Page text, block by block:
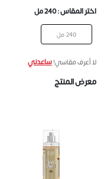
اختر المقاس :240 مل
240 مل
لا أعرف مقاسي!ساعدني
معرض المنتج